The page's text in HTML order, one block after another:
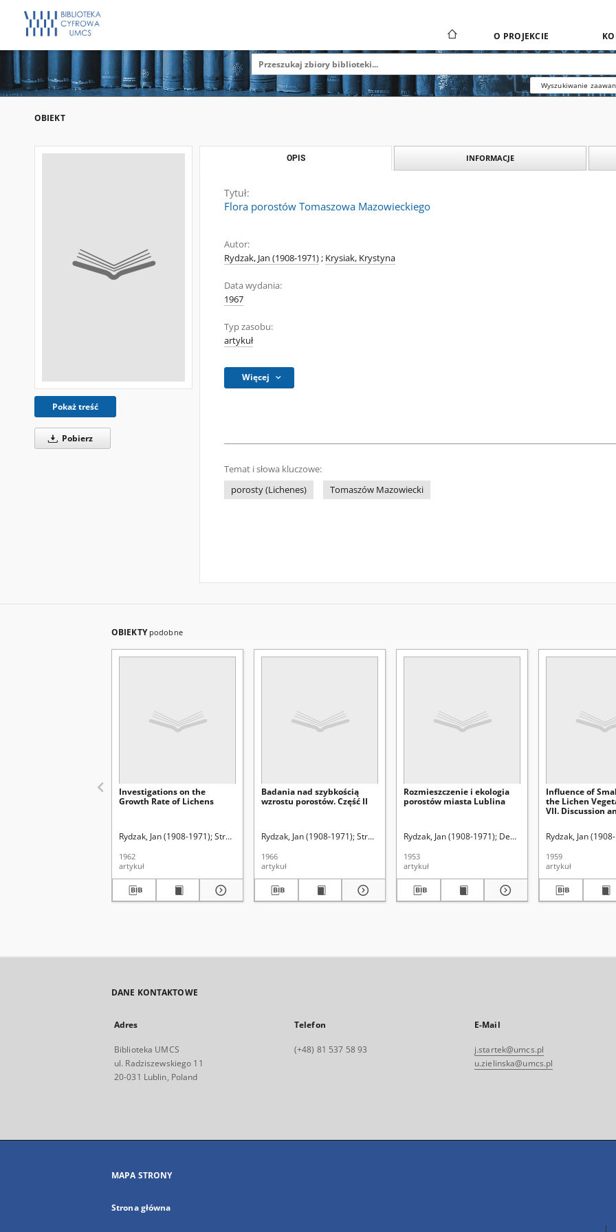
O PROJEKCIE
Wyszukiwanie
OBIEKT
Pokaż treść
Pobierz
OPIS INFORMACJE
Tytuł:
Flora porostów Tomaszowa Mazowieckiego
Autor:
Rydzak, Jan (1908-1971); Krysiak, Krystyna
Data wydania:
1967
Typ zasobu:
artykuł
Więcej
Temat i słowa kluczowe:
porosty (Lichenes)
Tomaszów Mazowiecki
OBIEKTY podobne
Investigations on the
Growth Rate of Lichens
Rydzak, Jan (1908-1971) Strawiński, Konstanty (1892-1966). Red.
1962
artykuł
Badania nad szybkością
wzrostu porostów. Część II
Rydzak, Jan (1908-1971) Strawiński, Konstanty (1892-1966). Red.
1966
artykuł
Rozmieszczenie i ekologia
porostów miasta Lublina
Rydzak, Jan (1908-1971) Dehnel, August (1903-1962).
1953
artykuł
Influence of
the Lichen
VII. Discussion
Rydzak, Jan
1959
artykuł
DANE KONTAKTOWE
Adres
Biblioteka UMCS
ul. Radziszewskiego 11
20-031 Lublin, Poland
Telefon
(+48) 81 537 58 93
E-Mail
j.startek@umcs.pl
u.zielinska@umcs.pl
MAPA STRONY
Strona główna